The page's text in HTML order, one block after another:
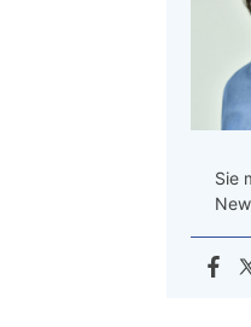
Sie